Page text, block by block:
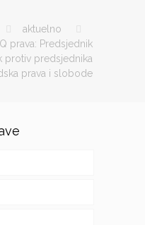
aktuelno
prava: Predsjednik
protiv predsjednika
prava i slobode